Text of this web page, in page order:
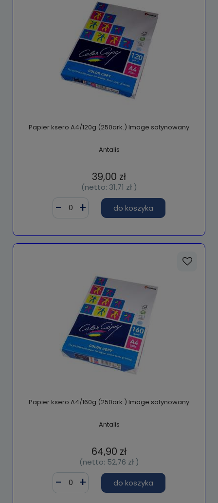
Papier ksero A4/120g (250ark.) Image satynowany
Antalis
39,00 zł
(netto: 31,71 zł)
do koszyka
Papier ksero A4/160g (250ark.) Image satynowany
Antalis
64,90 zł
(netto: 52,76 zł)
do koszyka